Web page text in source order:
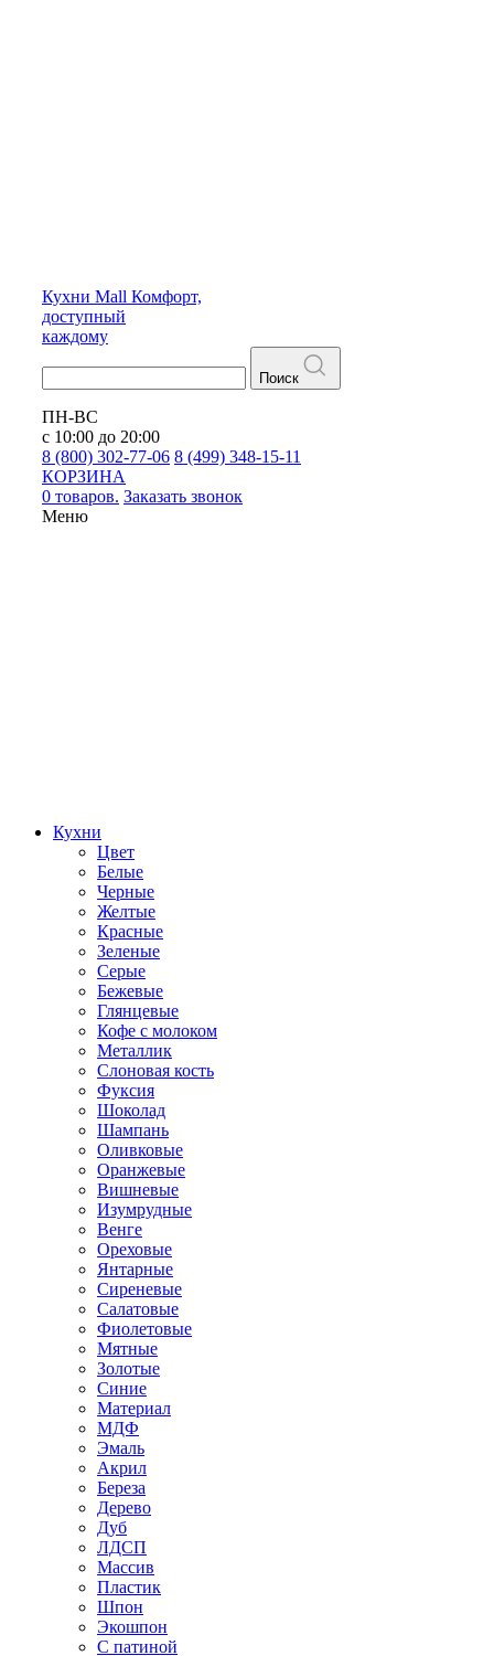
Кухни Mall Комфорт,
доступный
каждому
Поиск
ПН-ВС
с 10:00 до 20:00
8 (800) 302-77-06 8 (499) 348-15-11
КОРЗИНА
0 товаров. Заказать звонок
Меню
Кухни
Цвет
Белые
Черные
Желтые
Красные
Зеленые
Серые
Бежевые
Глянцевые
Кофе с молоком
Металлик
Слоновая кость
Фуксия
Шоколад
Шампань
Оливковые
Оранжевые
Вишневые
Изумрудные
Венге
Ореховые
Янтарные
Сиреневые
Салатовые
Фиолетовые
Мятные
Золотые
Синие
Материал
МДФ
Эмаль
Акрил
Береза
Дерево
Дуб
ЛДСП
Массив
Пластик
Шпон
Экошпон
С патиной